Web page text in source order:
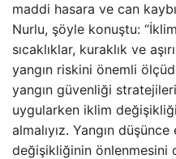
maddi hasara ve can
Nurlu, şöyle konuştu:
sıcaklıklar, kuraklık ve
yangın riskini önemli
yangın güvenliği
uygularken iklim
almalıyız. Yangın
değişikliğinin önlenmesini